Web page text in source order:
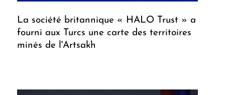
La société britannique « HALO Trust » a
fourni aux Turcs une carte des territoires
minés de l'Artsakh